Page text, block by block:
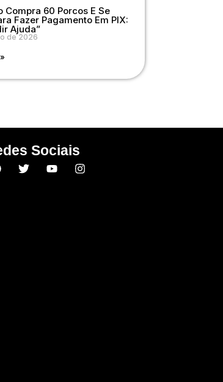
Compra 60 Porcos E Se
Fazer Pagamento Em PIX:
Ajuda”
de 2026
Sociais